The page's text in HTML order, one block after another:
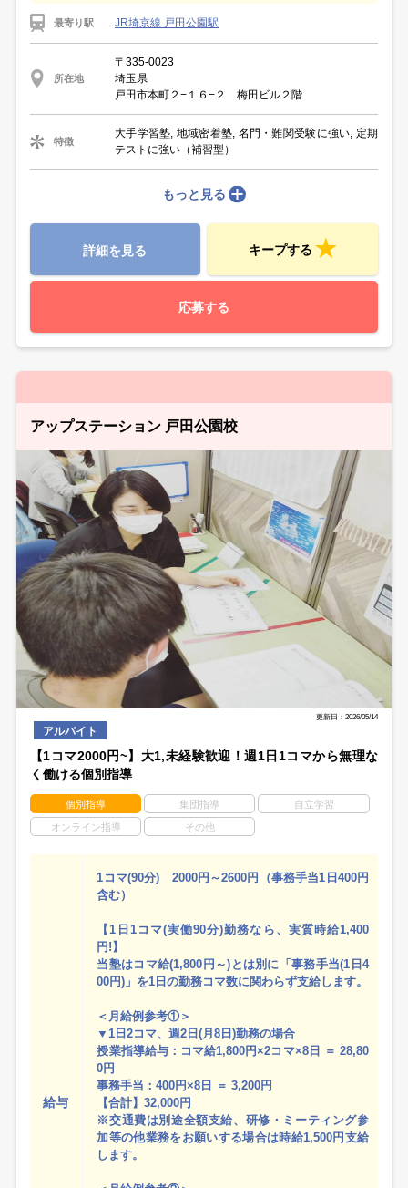
最寄り駅 JR埼京線 戸田公園駅
所在地
〒335-0023
埼玉県
戸田市本町２−１６−２ 梅田ビル２階
特徴
大手学習塾, 地域密着塾, 名門・難関受験に強い, 定期
テストに強い（補習型）
もっと見る
詳細を見る キープする
応募する
アップステーション 戸田公園校
更新日：2026/05/14
アルバイト
【1コマ2000円~】大1,未経験歓迎！週1日1コマから無理な
く働ける個別指導
個別指導 集団指導 自立学習
オンライン指導 その他
給与
1コマ(90分) 2000円～2600円（事務手当1日400円
含む）
【1日1コマ(実働90分)勤務なら、実質時給1,400
円!】
当塾はコマ給(1,800円～)とは別に「事務手当(1日4
00円)」を1日の勤務コマ数に関わらず支給します。
＜月給例参考①＞
▼1日2コマ、週2日(月8日)勤務の場合
授業指導給与：コマ給1,800円×2コマ×8日 ＝ 28,80
0円
事務手当：400円×8日 ＝ 3,200円
【合計】32,000円
※交通費は別途全額支給、研修・ミーティング参
加等の他業務をお願いする場合は時給1,500円支給
します。